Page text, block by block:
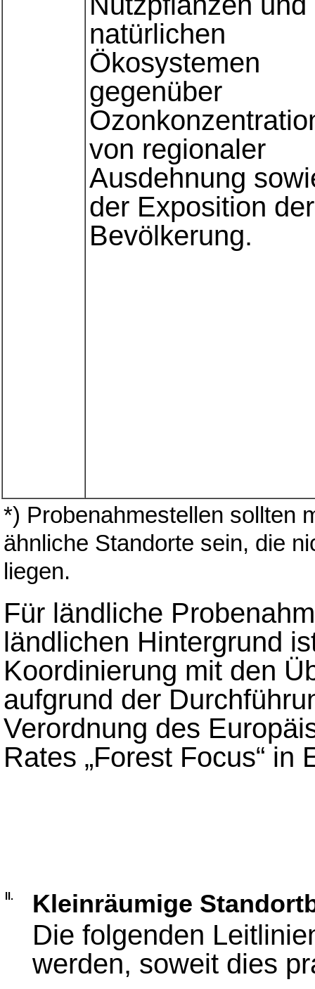
natürlichen
Ökosystemen
gegenüber
von regionaler
Ausdehnung
der Exposition der
Bevölkerung.
*) Probenahmestellen sollten
ähnliche Standorte sein, die
liegen.
Für ländliche
ländlichen Hintergrund
Koordinierung mit den
aufgrund der
Verordnung des
Rates „Forest Focus“ in
II. Kleinräumige
Die folgenden
werden, soweit dies